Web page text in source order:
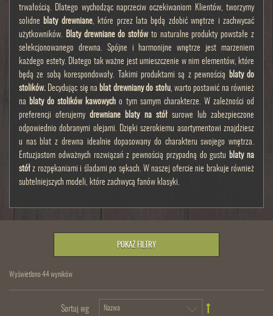
trwałością. Dlatego wychodząc naprzeciw oczekiwaniom Klientów, tworzymy
solidne blaty drewniane, które przez lata będą zdobić wnętrze i zachwycać
użytkowników. Blaty drewniane do stołów to naturalne produkty powstałe z
selekcjonowanego drewna. Spójne i harmonijne wnętrze jest marzeniem
każdego estety. Dlatego tak ważne jest umieszczenie w nim elementów, które
będą ze sobą korespondowały. Takimi produktami są z pewnością
blaty do
stolików. Decydując się na blat drewniany do stołu, warto postawić na również
na blaty do stolików kawowych o tym samym charakterze. W zależności od
preferencji oferujemydrewniane blaty na stółsurowe lub zabezpieczone
odpowiednio dobranymi olejami. Dzięki szerokiemu asortymentowi znajdziesz
u nas blat z drewna idealnie dopasowany do charakteru swojego wnętrza.
Entuzjastom odważnych rozwiązań z pewnością przypadną do gustu blaty na
stół z rozpękaniami i śladami po sękach. W naszej ofercie nie brakuje również
subtelniejszych modeli, które zachwycą fanów klasyki.
POKAŻ FILTRY
Wyświetlono 44 wyników
Sortuj wg